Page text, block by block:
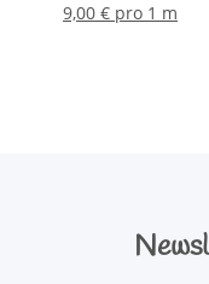
9,00 € pro 1 m